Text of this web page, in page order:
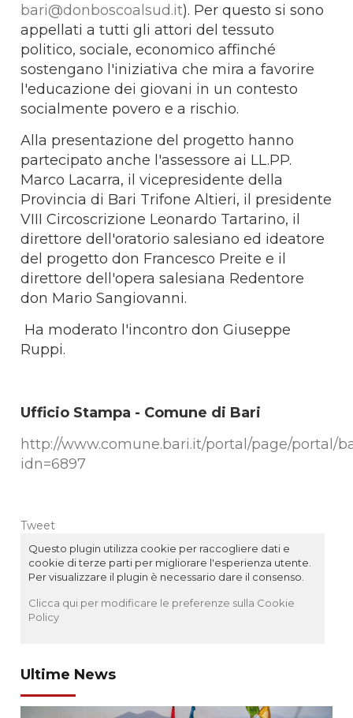
bari@donboscoalsud.it). Per questo si sono
appellati a tutti gli attori del tessuto
politico, sociale, economico affinché
sostengano l'iniziativa che mira a favorire
l'educazione dei giovani in un contesto
socialmente povero e a rischio.
Alla presentazione del progetto hanno
partecipato anche l'assessore ai LL.PP.
Marco Lacarra, il vicepresidente della
Provincia di Bari Trifone Altieri, il presidente
VIII Circoscrizione Leonardo Tartarino, il
direttore dell'oratorio salesiano ed ideatore
del progetto don Francesco Preite e il
direttore dell'opera salesiana Redentore
don Mario Sangiovanni.
Ha moderato l'incontro don Giuseppe
Ruppi.
Ufficio Stampa - Comune di Bari
http://www.comune.bari.it/portal/page/portal/
idn=6897
Tweet
Questo plugin utilizza cookie per raccogliere dati e
cookie di terze parti per migliorare l'esperienza utente.
Per visualizzare il plugin è necessario dare il consenso.
Clicca qui per modificare le preferenze sulla Cookie
Policy
Ultime News